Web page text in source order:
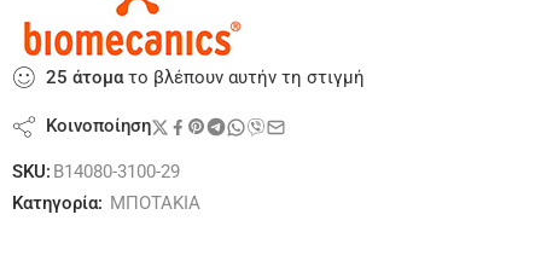
25 άτοματο βλέπουν αυτήν τη στιγμή
Κοινοποίηση
SKU: B14080-3100-29
Κατηγορία: ΜΠΟΤΑΚΙΑ